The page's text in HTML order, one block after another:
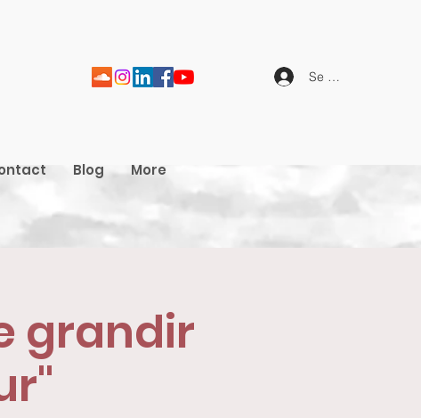
Se connecter
Blog More
grandir